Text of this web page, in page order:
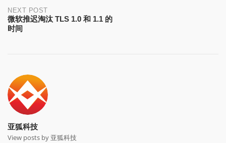
NEXT POST
微软推迟淘汰 TLS 1.0 和 1.1 的
时间
亚狐科技
View posts by 亚狐科技